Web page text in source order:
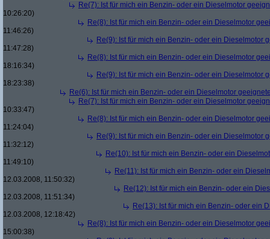
Re(7): Ist für mich ein Benzin- oder ein Dieselmotor
10:26:20)
Re(8): Ist für mich ein Benzin- oder ein Dieselmotor
11:46:26)
Re(9): Ist für mich ein Benzin- oder ein Dieselmotor
11:47:28)
Re(8): Ist für mich ein Benzin- oder ein Dieselmotor
18:16:34)
Re(9): Ist für mich ein Benzin- oder ein Dieselmotor
18:23:38)
Re(6): Ist für mich ein Benzin- oder ein Dieselmotor
Re(7): Ist für mich ein Benzin- oder ein Dieselmotor
10:33:47)
Re(8): Ist für mich ein Benzin- oder ein Dieselmotor
11:24:04)
Re(9): Ist für mich ein Benzin- oder ein Dieselmotor
11:32:12)
Re(10): Ist für mich ein Benzin- oder ein
11:49:10)
Re(11): Ist für mich ein Benzin- oder ein
12.03.2008, 11:50:32)
Re(12): Ist für mich ein Benzin- oder ein
12.03.2008, 11:51:34)
Re(13): Ist für mich ein Benzin- oder ein
12.03.2008, 12:18:42)
Re(8): Ist für mich ein Benzin- oder ein Dieselmotor
15:00:38)